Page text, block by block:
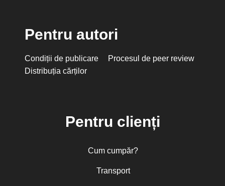
Pentru autori
Condiții de publicare
Procesul de peer review
Distribuția cărților
Pentru clienți
Cum cumpăr?
Transport